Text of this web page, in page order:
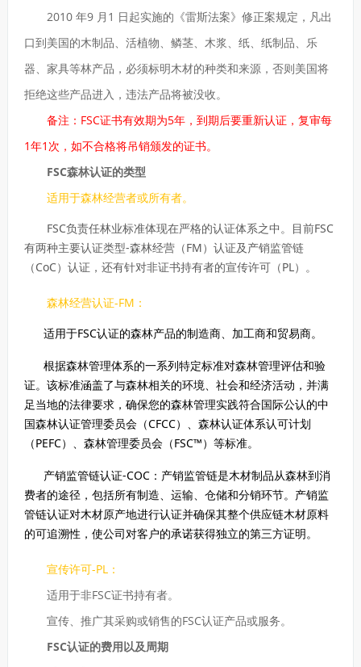
2010 年9 月1 日起实施的《雷斯法案》修正案规定，凡出
口到美国的木制品、活植物、鳞茎、木浆、纸、纸制品、乐
器、家具等林产品，必须标明木材的种类和来源，否则美国将
拒绝这些产品进入，违法产品将被没收。
备注：FSC证书有效期为5年，到期后要重新认证，复审每
1年1次，如不合格将吊销颁发的证书。
FSC森林认证的类型
适用于森林经营者或所有者。
FSC负责任林业标准体现在严格的认证体系之中。目前FSC
有两种主要认证类型-森林经营（FM）认证及产销监管链
（CoC）认证，还有针对非证书持有者的宣传许可（PL）。
森林经营认证-FM：
适用于FSC认证的森林产品的制造商、加工商和贸易商。
根据森林管理体系的一系列特定标准对森林管理评估和验
证。该标准涵盖了与森林相关的环境、社会和经济活动，并满
足当地的法律要求，确保您的森林管理实践符合国际公认的中
国森林认证管理委员会（CFCC）、森林认证体系认可计划
（PEFC）、森林管理委员会（FSC™）等标准。
产销监管链认证-COC：产销监管链是木材制品从森林到消
费者的途径，包括所有制造、运输、仓储和分销环节。产销监
管链认证对木材原产地进行认证并确保其整个供应链木材原料
的可追溯性，使公司对客户的承诺获得独立的第三方证明。
宣传许可-PL：
适用于非FSC证书持有者。
宣传、推广其采购或销售的FSC认证产品或服务。
FSC认证的费用以及周期